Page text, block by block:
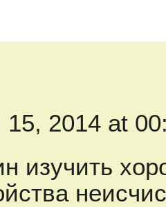
2014 at
изучить